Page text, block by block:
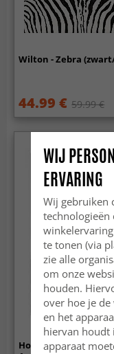
Wilton - Zebra
44.99 € 59.99 €
Hoogpolig vloerkleed
WIJ
ERVARING
Wij gebruiken
technologieën
te tonen (via
zie alle
om onze
houden.
over hoe je
en het
hiervan houdt
apparaat